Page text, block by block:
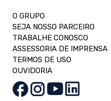
O GRUPO
SEJA NOSSO PARCEIRO
TRABALHE CONOSCO
ASSESSORIA DE IMPRENSA
TERMOS DE USO
OUVIDORIA